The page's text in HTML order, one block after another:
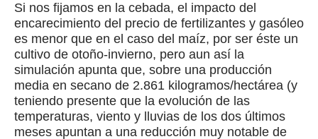
Si nos fijamos en la cebada, el impacto del
encarecimiento del precio de fertilizantes y gasóleo
es menor que en el caso del maíz, por ser éste un
cultivo de otoño-invierno, pero aun así la
simulación apunta que, sobre una producción
media en secano de 2.861 kilogramos/hectárea (y
teniendo presente que la evolución de las
temperaturas, viento y lluvias de los dos últimos
meses apuntan a una reducción muy notable de